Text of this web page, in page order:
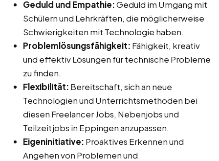
Geduld und Empathie:Geduld im Umgang mit
Schülern und Lehrkräften, die möglicherweise
Schwierigkeiten mit Technologie haben.
Problemlösungsfähigkeit: Fähigkeit, kreativ
und effektiv Lösungen für technische Probleme
zu finden.
Flexibilität: Bereitschaft, sich an neue
Technologien und Unterrichtsmethoden bei
diesen Freelancer Jobs, Nebenjobs und
Teilzeitjobs in Eppingen anzupassen.
Eigeninitiative: Proaktives Erkennen und
Angehen von Problemen und